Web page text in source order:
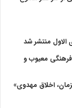
الاول منتشر شد
معیوب و
اخلاق مهدوی»